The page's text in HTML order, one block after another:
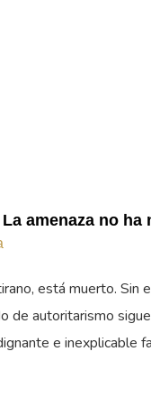
amenaza no ha
está muerto. Sin
de autoritarismo
e inexplicable